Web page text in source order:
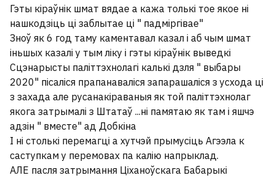
Гэты кіраўнік шмат вядае а кажа толькі тое якое ні
нашкодзіць ці заблытае ці " падміргівае"
Зноў як 6 год таму каментавал казал і аб чым шмат
іньшых казалі у тым ліку і гэты кіраўнік выведкі
Сцэнарысты паліттэхнолагі калькі дзля " выбары
2020" пісаліся прапанаваліся запарашаліся з усхода ці
з захада але русанакіраваныя як той паліттэхнолаг
якога затрымалі з Штатаў ...ні памятаю як там і яшчэ
адзін " вместе" ад Добкіна
І ні столькі перемагці а хутчэй прымусіць Агээла к
саступкам у перемовах па калію напрыклад.
АЛЕ пасля затрымання Ціханоўскага Бабарыкі